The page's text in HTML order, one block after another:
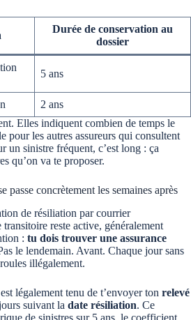
Durée de conservation au
dossier
5 ans
2 ans
Elles indiquent combien de temps le
pour les autres assureurs qui consultent
un sinistre fréquent, c’est long : ça
qu’on va te proposer.
passe concrètement les semaines après
de résiliation par courrier
reste active, généralement
: tu dois trouver une assurance
le lendemain. Avant. Chaque jour sans
illégalement.
légalement tenu de t’envoyer ton relevé
suivant la date résiliation. Ce
de sinistres sur 5 ans, le coefficient